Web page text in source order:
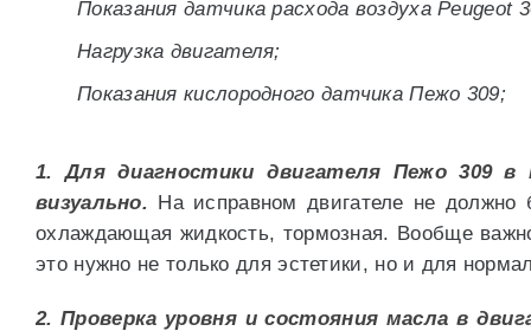
Показания датчика расхода воздуха Peugeot
Нагрузка двигателя;
Показания кислородного датчика Пежо 309;
1. Для диагностики двигателя Пежо 309 в
визуально. На исправном двигателе не должно
охлаждающая жидкость, тормозная. Вообще
это нужно не только для эстетики, но и для
2. Проверка уровня и состояния масла в